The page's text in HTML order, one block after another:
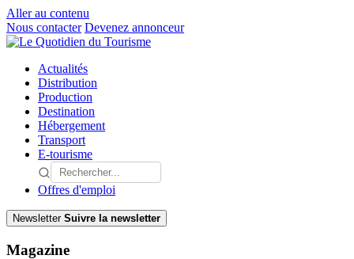
Aller au contenu
Nous contacter Devenez annonceur
Actualités
Distribution
Production
Destination
Hébergement
Transport
E-tourisme
Offres d'emploi
Newsletter Suivre la newsletter
Magazine